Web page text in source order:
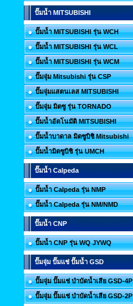
ปั๊มน้ำ MITSUBISHI
ปั๊มน้ำ MITSUBISHI รุ่น WCH
ปั๊มน้ำ MITSUBISHI รุ่น WCL
ปั๊มน้ำ MITSUBISHI รุ่น WCM
ปั๊มจุ่ม Mitsubishi รุ่น CSP
ปั๊มจุ่มแสตนเลส MITSUBISHI
ปั๊มจุ่ม มิตซู รุ่น TORNADO
ปั๊มน้ำอัตโนมัติ MITSUBISHI
ปั๊มน้ำบาดาล มิตซูบิชิ Mitsubishi
ปั๊มน้ำมิตซูบิชิ รุ่น UMCH
ปั๊มน้ำ Calpeda
ปั๊มน้ำ Calpeda รุ่น NMP
ปั๊มน้ำ Calpeda รุ่น NM/NMD
ปั๊มน้ำ CNP
ปั๊มน้ำ CNP รุ่น WQ JYWQ
ปั๊มจุ่ม ปั๊มแช่ ปั๊มน้ำ GSD
ปั๊มจุ่ม ปั๊มแช่ บำบัดน้ำเสีย GSD-4P
ปั๊มจุ่ม ปั๊มแช่ บำบัดน้ำเสีย GSD-2P